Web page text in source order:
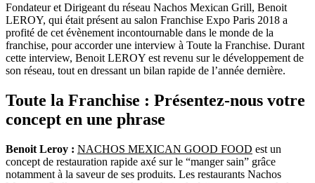
Fondateur et Dirigeant du réseau Nachos Mexican Grill, Benoit
LEROY, qui était présent au salon Franchise Expo Paris 2018 a
profité de cet évènement incontournable dans le monde de la
franchise, pour accorder une interview à Toute la Franchise. Durant
cette interview, Benoit LEROY est revenu sur le développement de
son réseau, tout en dressant un bilan rapide de l’année dernière.
Toute la Franchise : Présentez-nous votre
concept en une phrase
Benoit Leroy : NACHOS MEXICAN GOOD FOOD est un
concept de restauration rapide axé sur le “manger sain” grâce
notamment à la saveur de ses produits. Les restaurants Nachos